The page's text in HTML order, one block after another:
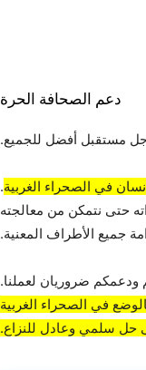
دعم الصحافة الحرة
مستقبل أفضل للجميع.
في الصحراء الغربية.
حتى نتمكن من معالجته
جميع الأطراف المعنية.
ودعمكم ضروريان لعملنا.
في الصحراء الغربية
حل سلمي وعادل للنزاع.